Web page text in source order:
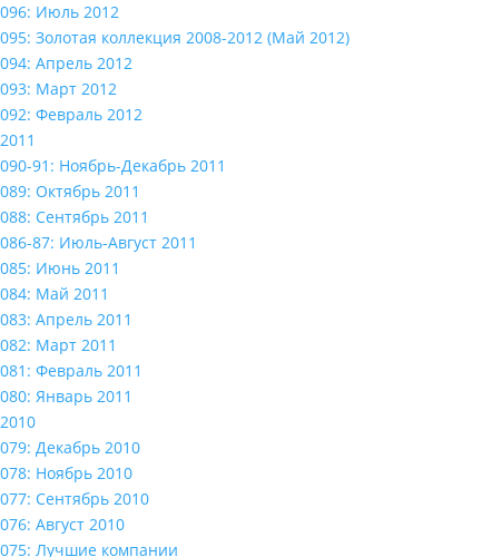
096: Июль 2012
095: Золотая коллекция 2008-2012 (Май 2012)
094: Апрель 2012
093: Март 2012
092: Февраль 2012
2011
090-91: Ноябрь-Декабрь 2011
089: Октябрь 2011
088: Сентябрь 2011
086-87: Июль-Август 2011
085: Июнь 2011
084: Май 2011
083: Апрель 2011
082: Март 2011
081: Февраль 2011
080: Январь 2011
2010
079: Декабрь 2010
078: Ноябрь 2010
077: Сентябрь 2010
076: Август 2010
075: Лучшие компании